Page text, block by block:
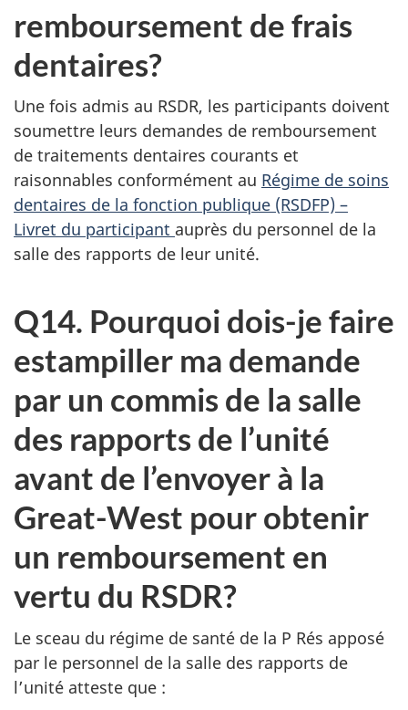
remboursement de frais
dentaires?
Une fois admis au RSDR, les participants doivent
soumettre leurs demandes de remboursement
de traitements dentaires courants et
raisonnables conformément au Régime de soins
dentaires de la fonction publique (RSDFP) –
Livret du participant auprès du personnel de la
salle des rapports de leur unité.
Q14. Pourquoi dois-je faire
estampiller ma demande
par un commis de la salle
des rapports de l’unité
avant de l’envoyer à la
Great-West pour obtenir
un remboursement en
vertu du RSDR?
Le sceau du régime de santé de la P Rés apposé
par le personnel de la salle des rapports de
l’unité atteste que :